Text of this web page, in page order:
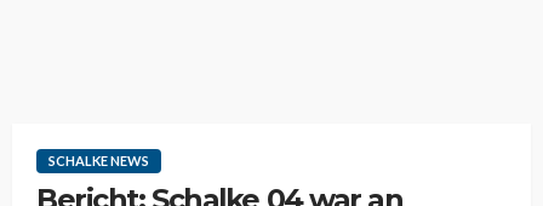
SCHALKE NEWS